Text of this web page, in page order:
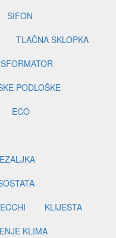
SIFON
TLAČNA SKLOPKA
PODLOŠKE
ECO
KLIJEŠTA
KLIMA